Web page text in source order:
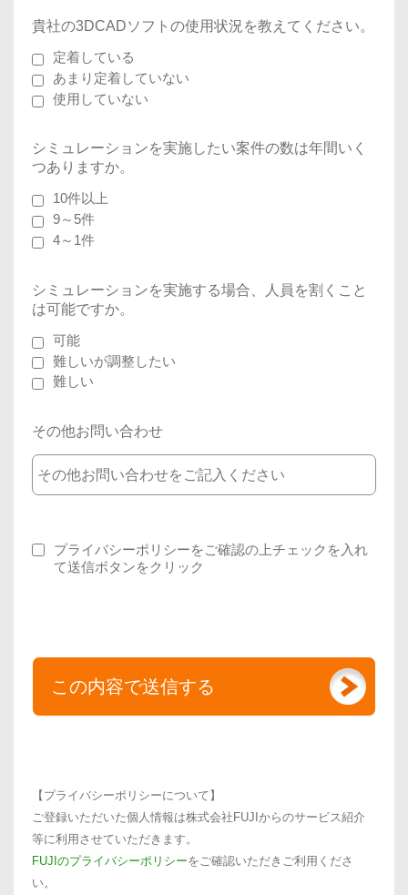
貴社の3DCADソフトの使用状況を教えてください。
定着している
あまり定着していない
使用していない
シミュレーションを実施したい案件の数は年間いく
つありますか。
10件以上
9～5件
4～1件
シミュレーションを実施する場合、人員を割くこと
は可能ですか。
可能
難しいが調整したい
難しい
その他お問い合わせ
プライバシーポリシーをご確認の上チェックを入れ
て送信ボタンをクリック
【プライバシーポリシーについて】
ご登録いただいた個人情報は株式会社FUJIからのサービス紹介
等に利用させていただきます。
FUJIのプライバシーポリシーをご確認いただきご利用くださ
い。